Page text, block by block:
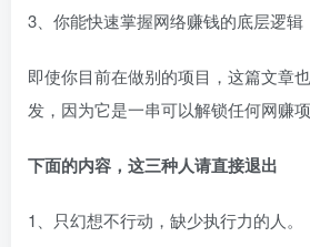
3、你能快速掌握网络赚钱的底层逻辑
即使你目前在做别的项目，这篇文章
发，因为它是一串可以解锁任何网赚项
下面的内容，这三种人请直接退出
1、只幻想不行动，缺少执行力的人。